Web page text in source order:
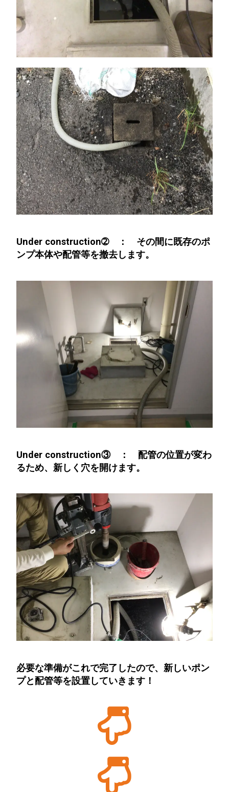
Under construction➁ ： その間に既存のポ
ンプ本体や配管等を撤去します。
Under construction③ ： 配管の位置が変わ
るため、新しく穴を開けます。
必要な準備がこれで完了したので、新しいポン
プと配管等を設置していきます！